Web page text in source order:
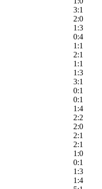
3:1
2:0
1:3
0:4
1:1
2:1
1:1
1:3
3:1
0:1
0:1
1:4
2:2
2:0
2:1
2:1
1:0
0:1
1:3
1:4